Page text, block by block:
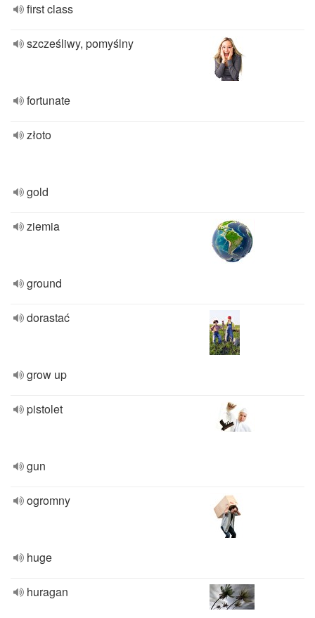
first class
szcześliwy, pomyślny
fortunate
złoto
gold
ziemia
ground
dorastać
grow up
pistolet
gun
ogromny
huge
huragan